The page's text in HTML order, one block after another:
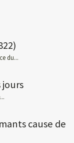
du...
jours
cause de